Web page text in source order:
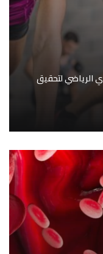
الرياضي لتحقيق